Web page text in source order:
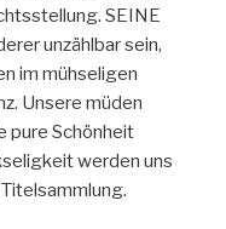
SEINE
unzählbar sein,
im mühseligen
Unsere müden
pure Schönheit
werden uns